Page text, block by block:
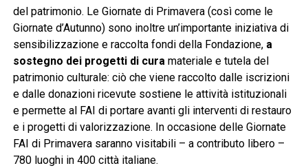
del patrimonio. Le Giornate di Primavera (così come le
Giornate d’Autunno) sono inoltre un’importante iniziativa di
sensibilizzazione e raccolta fondi della Fondazione, a
sostegno dei progetti di curamateriale e tutela del
patrimonio culturale: ciò che viene raccolto dalle iscrizioni
e dalle donazioni ricevute sostiene le attività istituzionali
e permette al FAI di portare avanti gli interventi di restauro
e i progetti di valorizzazione. In occasione delle Giornate
FAI di Primavera saranno visitabili – a contributo libero –
780 luoghi in 400 città italiane.